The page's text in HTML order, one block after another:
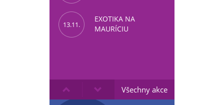
13.11.
EXOTIKA NA
MAURÍCIU
Všechny akce